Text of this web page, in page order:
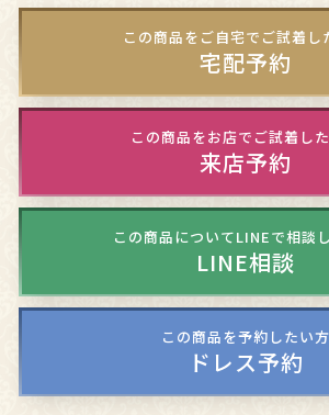
この商品をご自宅でご試着し
宅配予約
この商品をお店でご試着し
来店予約
この商品についてLINEで相談
LINE相談
この商品を予約したい方
ドレス予約